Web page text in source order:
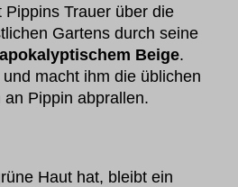
Trauer über die
Gartens durch seine
Beige.
macht ihm die üblichen
Pippin abprallen.
Haut hat, bleibt ein